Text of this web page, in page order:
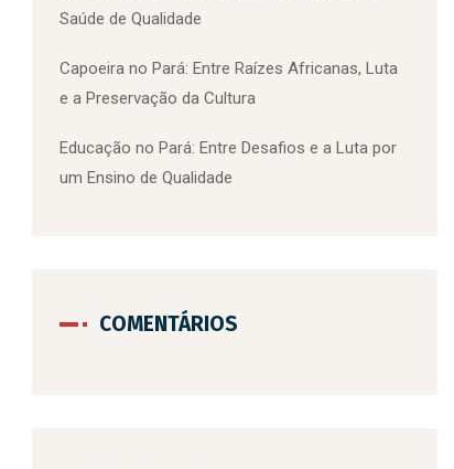
Saúde de Qualidade
Capoeira no Pará: Entre Raízes Africanas, Luta
e a Preservação da Cultura
Educação no Pará: Entre Desafios e a Luta por
um Ensino de Qualidade
COMENTÁRIOS